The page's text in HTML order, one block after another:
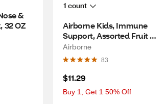
&
32 OZ
1 count
Airborne Kids, Immune
Support, Assorted Fruit
Flavored Gummies, 21 CT
Airborne
83
$11.29
Buy 1, Get 1 50% Off